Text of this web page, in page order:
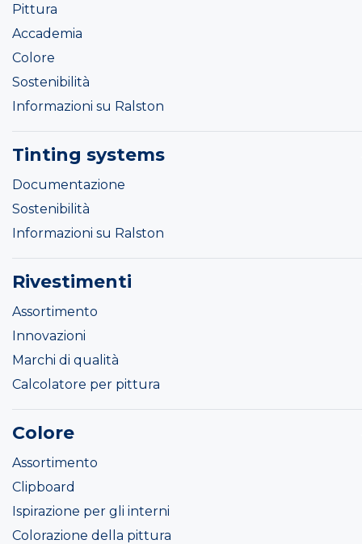
Pittura
Accademia
Colore
Sostenibilità
Informazioni su Ralston
Tinting systems
Documentazione
Sostenibilità
Informazioni su Ralston
Rivestimenti
Assortimento
Innovazioni
Marchi di qualità
Calcolatore per pittura
Colore
Assortimento
Clipboard
Ispirazione per gli interni
Colorazione della pittura